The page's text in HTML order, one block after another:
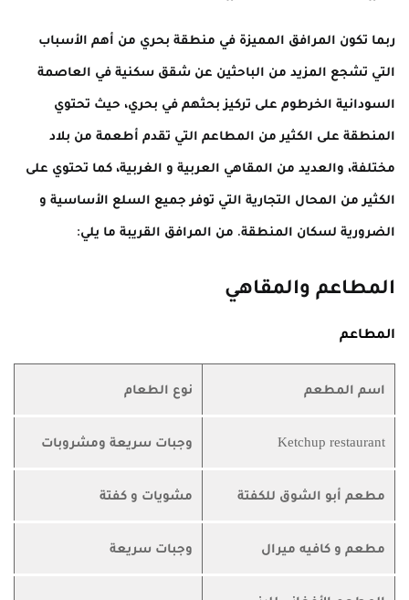
ربما تكون المرافق المميزة في منطقة بحري من أهم الأسباب
التي تشجع المزيد من الباحثين عن شقق سكنية في العاصمة
السودانية الخرطوم على تركيز بحثهم في بحري، حيث تحتوي
المنطقة على الكثير من المطاعم التي تقدم أطعمة من بلاد
مختلفة، والعديد من المقاهي العربية و الغربية، كما تحتوي على
الكثير من المحال التجارية التي توفر جميع السلع الأساسية و
الضرورية لسكان المنطقة. من المرافق القريبة ما يلي:
المطاعم والمقاهي
المطاعم
اسم المطعم نوع الطعام
Ketchup restaurant وجبات سريعة ومشروبات
مطعم أبو الشوق للكفتة مشويات و كفتة
مطعم و كافيه ميرال وجبات سريعة